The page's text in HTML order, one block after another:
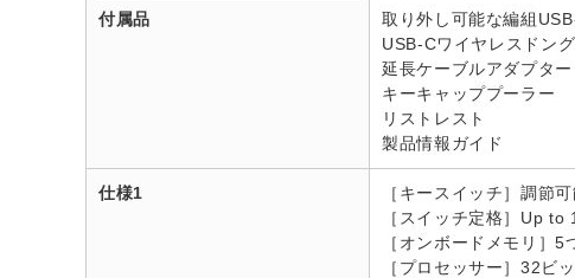
付属品
取り外し可能な編組
USB-Cワイヤレスドン
延長ケーブルアダプター
キーキャッププーラー
リストレスト
製品情報ガイド
仕様1
［キースイッチ］調節
［スイッチ定格］Up
［オンボードメモリ］
［プロセッサー］32ビ